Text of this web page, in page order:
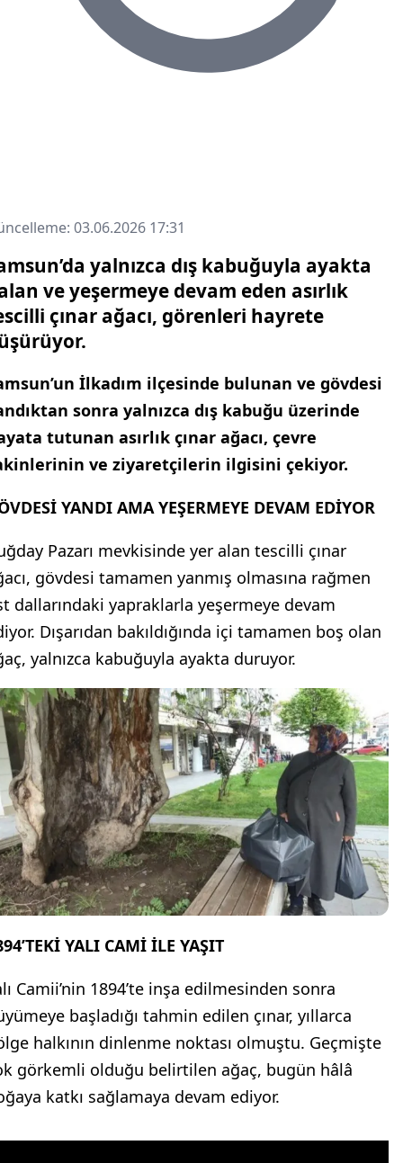
03.06.2026 17:31
yalnızca dış kabuğuyla ayakta
ve yeşermeye devam eden asırlık
çınar ağacı, görenleri hayrete
İlkadım ilçesinde bulunan ve gövdesi
sonra yalnızca dış kabuğu üzerinde
tutunan asırlık çınar ağacı, çevre
ve ziyaretçilerin ilgisini çekiyor.
YANDI AMA YEŞERMEYE DEVAM EDİYOR
Pazarı mevkisinde yer alan tescilli çınar
gövdesi tamamen yanmış olmasına rağmen
dallarındaki yapraklarla yeşermeye devam
Dışarıdan bakıldığında içi tamamen boş olan
yalnızca kabuğuyla ayakta duruyor.
YALI CAMİ İLE YAŞIT
Camii’nin 1894’te inşa edilmesinden sonra
başladığı tahmin edilen çınar, yıllarca
halkının dinlenme noktası olmuştu. Geçmişte
görkemli olduğu belirtilen ağaç, bugün hâlâ
katkı sağlamaya devam ediyor.